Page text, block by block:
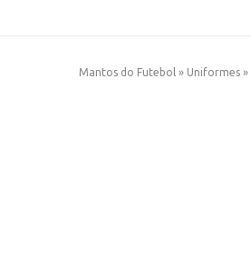
Mantos do Futebol » Uniformes »